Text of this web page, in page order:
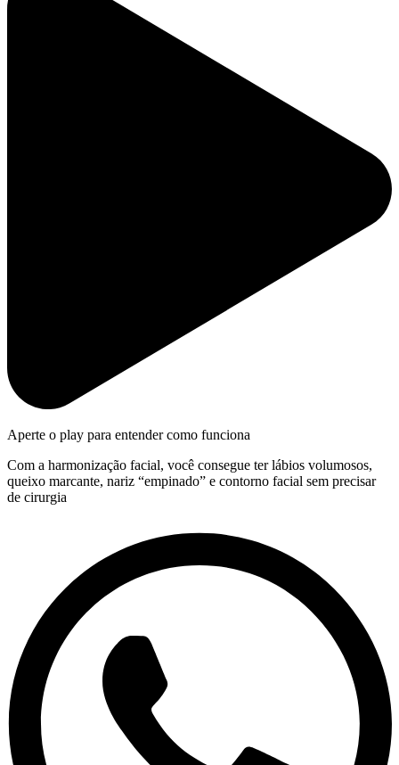
Aperte o play para entender como funciona
Com a harmonização facial, você consegue ter lábios volumosos,
queixo marcante, nariz “empinado” e contorno facial sem precisar
de cirurgia